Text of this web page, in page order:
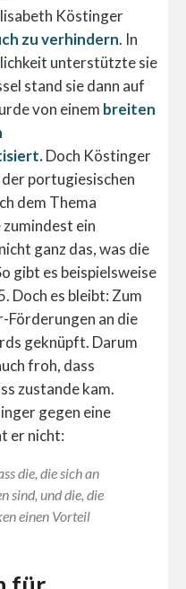
Köstinger
zu verhindern. In
unterstützte sie
stand sie dann auf
von einem breiten
Doch Köstinger
portugiesischen
dem Thema
ein
ganz das, was die
gibt es beispielsweise
Doch es bleibt: Zum
Förderungen an die
geknüpft. Darum
froh, dass
zustande kam.
gegen eine
er nicht:
die, die sich an
sind, und die, die
einen Vorteil